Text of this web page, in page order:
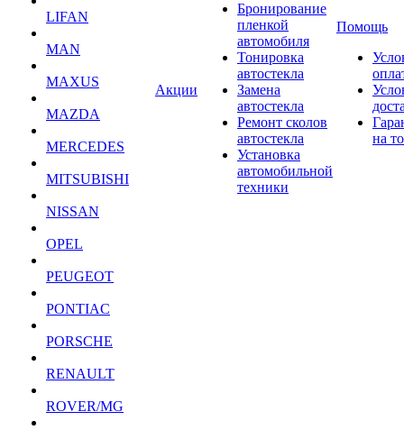
LIFAN
MAN
MAXUS
MAZDA
MERCEDES
MITSUBISHI
NISSAN
OPEL
PEUGEOT
PONTIAC
PORSCHE
RENAULT
ROVER/MG
Акции
Бронирование
пленкой
автомобиля
Тонировка
автостекла
Замена
автостекла
Ремонт сколов
автостекла
Установка
автомобильной
техники
Помощь
на